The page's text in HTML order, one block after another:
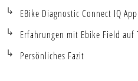
EBike Diagnostic Connect IQ App
Erfahrungen mit Ebike Field auf
Persönliches Fazit